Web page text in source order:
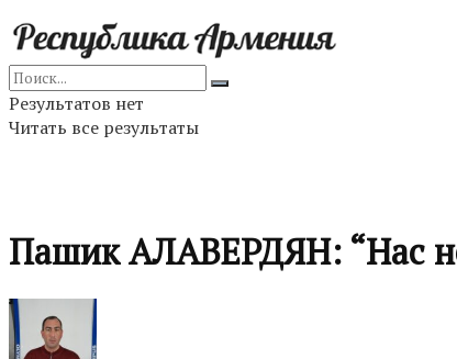
Результатов нет
Читать все результаты
Пашик АЛАВЕРДЯН: “Нас